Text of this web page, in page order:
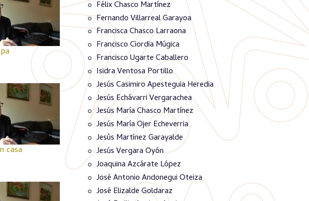
casa
Félix Chasco Martínez
Fernando Villarreal Garayoa
Francisca Chasco Larraona
Francisco Ciordia Múgica
Francisco Ugarte Caballero
Isidra Ventosa Portillo
Jesús Casimiro Apesteguia Heredia
Jesús Echávarri Vergarachea
Jesús María Chasco Martínez
Jesús María Ojer Echeverria
Jesús Martínez Garayalde
Jesús Vergara Oyón
Joaquina Azcárate López
José Antonio Andonegui Oteiza
José Elizalde Goldaraz